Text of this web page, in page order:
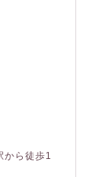
から徒歩1